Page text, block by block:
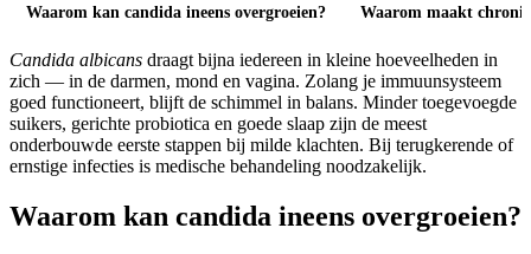
Waarom kan candida ineens overgroeien? Waarom maakt
Candida albicans draagt bijna iedereen in kleine hoeveelheden in
zich — in de darmen, mond en vagina. Zolang je immuunsysteem
goed functioneert, blijft de schimmel in balans. Minder toegevoegde
suikers, gerichte probiotica en goede slaap zijn de meest
onderbouwde eerste stappen bij milde klachten. Bij terugkerende of
ernstige infecties is medische behandeling noodzakelijk.
Waarom kan candida ineens overgroeien?